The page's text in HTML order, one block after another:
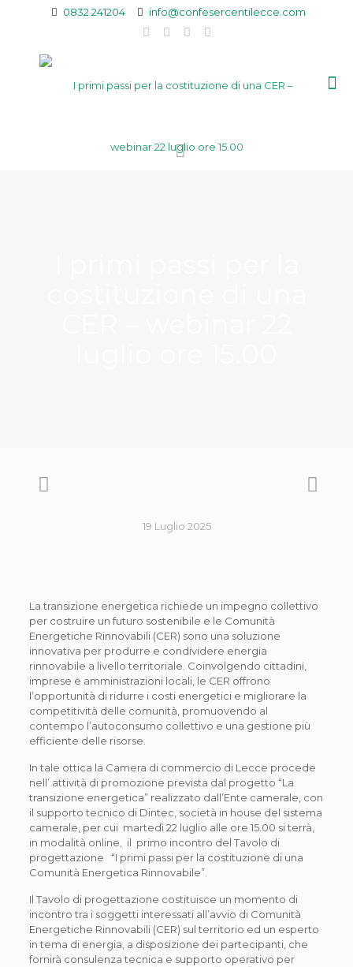
0832 241204 info@confesercentilecce.com
19 Luglio 2025
La transizione energetica richiede un impegno collettivo
per costruire un futuro sostenibile e le Comunità
Energetiche Rinnovabili (CER) sono una soluzione
innovativa per produrre e condividere energia
rinnovabile a livello territoriale. Coinvolgendo cittadini,
imprese e amministrazioni locali, le CER offrono
l’opportunità di ridurre i costi energetici e migliorare la
competitività delle comunità, promuovendo al
contempo l’autoconsumo collettivo e una gestione più
efficiente delle risorse.
In tale ottica la Camera di commercio di Lecce procede
nell’ attività di promozione prevista dal progetto “La
transizione energetica” realizzato dall’Ente camerale, con
il supporto tecnico di Dintec, società in house del sistema
camerale, per cui martedì 22 luglio alle ore 15.00 si terrà,
in modalità online, il primo incontro del Tavolo di
progettazione “I primi passi per la costituzione di una
Comunità Energetica Rinnovabile”.
Il Tavolo di progettazione costituisce un momento di
incontro tra i soggetti interessati all’avvio di Comunità
Energetiche Rinnovabili (CER) sul territorio ed un esperto
in tema di energia, a disposizione dei partecipanti, che
fornirà consulenza tecnica e supporto operativo per